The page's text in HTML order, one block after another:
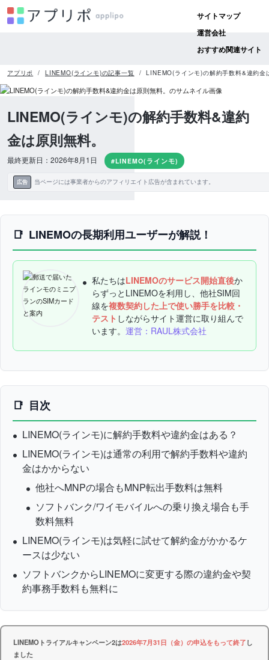
サイトマップ
運営会社
おすすめ関連サイト
アプリポ LINEMO(ラインモ)の記事一覧 LINEMO(ラインモ)の解約手数料&違約金
LINEMO(ラインモ)の解約手数料&違約
金は原則無料。
最終更新日：2026年8月1日 #LINEMO(ラインモ)
広告 当ページには事業者からのアフィリエイト広告が含まれています。
LINEMOの長期利用ユーザーが解説！
私たちはLINEMOのサービス開始直後か
らずっとLINEMOを利用し、他社SIM回
線を複数契約した上で使い勝手を比較・
テスト しながらサイト運営に取り組んで
います。 運営：RAUL株式会社
目次
LINEMO(ラインモ)に解約手数料や違約金はある？
LINEMO(ラインモ)は通常の利用で解約手数料や違約
金はかからない
他社へMNPの場合もMNP転出手数料は無料
ソフトバンク/ワイモバイルへの乗り換え場合も手
数料無料
LINEMO(ラインモ)は気軽に試せて解約金がかかるケ
ースは少ない
ソフトバンクからLINEMOに変更する際の違約金や契
約事務手数料も無料に
LINEMOトライアルキャンペーン2は2026年7月31日（金）の申込をもって終了し
ました